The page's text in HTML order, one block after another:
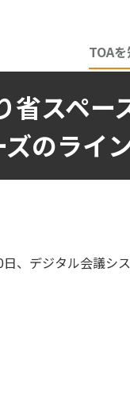
TOA
省スペー
のライ
、デジタル会議シ